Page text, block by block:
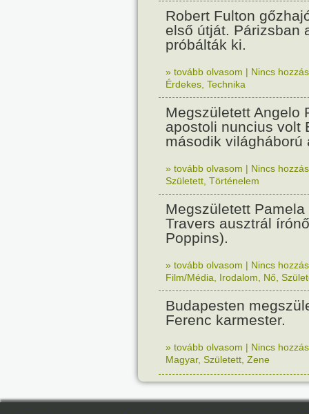
Robert Fulton
első útját. Párizsban
próbálták ki.
» tovább olvasom | Nincs
Érdekes Technika
Megszületett Angelo
apostoli nuncius volt
második világháború
» tovább olvasom | Nincs
Született Történelem
Megszületett Pamela
Travers ausztrál
Poppins).
» tovább olvasom | Nincs
Film/Média
Irodalom Nő
Budapesten
Ferenc karmester.
» tovább olvasom | Nincs
Magyar, Született Zene